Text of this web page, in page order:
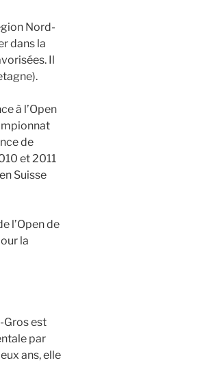
Nord-
dans la
Il
à l’Open
de
et 2011
Suisse
l’Open de
la
Gros est
par
ans, elle